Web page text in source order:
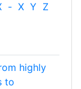
- X Y Z
highly
to